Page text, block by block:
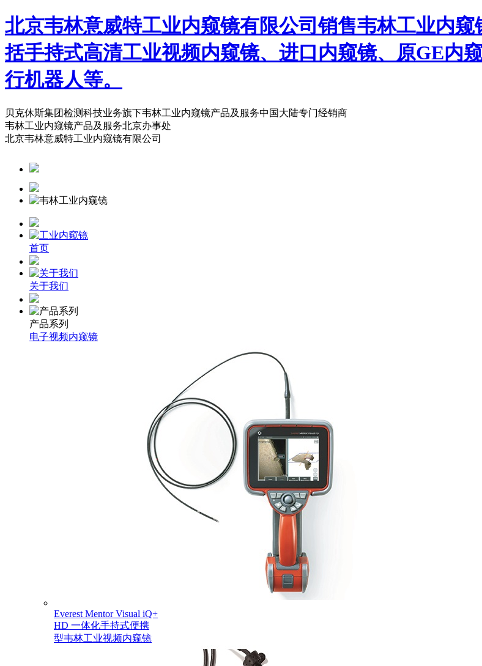
北京韦林意威特工业内窥镜有限公司销售韦林工业内
括手持式高清工业视频内窥镜、进口内窥镜、原GE内
行机器人等。
贝克休斯集团检测科技业务旗下韦林工业内窥镜产品及服务中国大陆专门经销商
韦林工业内窥镜产品及服务北京办事处
北京韦林意威特工业内窥镜有限公司
首页
关于我们
产品系列
电子视频内窥镜
Everest Mentor Visual iQ+
HD 一体化手持式便携
型韦林工业视频内窥镜